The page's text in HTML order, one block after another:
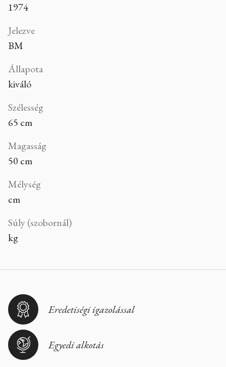
1974
Jelezve
BM
Állapota
kiváló
Szélesség
65 cm
Magasság
50 cm
Mélység
cm
Súly (szobornál)
kg
Eredetiségi igazolással
Egyedi alkotás